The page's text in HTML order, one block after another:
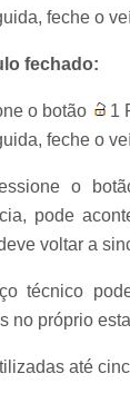
feche o
fechado:
o botão
1
feche o
o
pode
voltar a
técnico
no próprio
até